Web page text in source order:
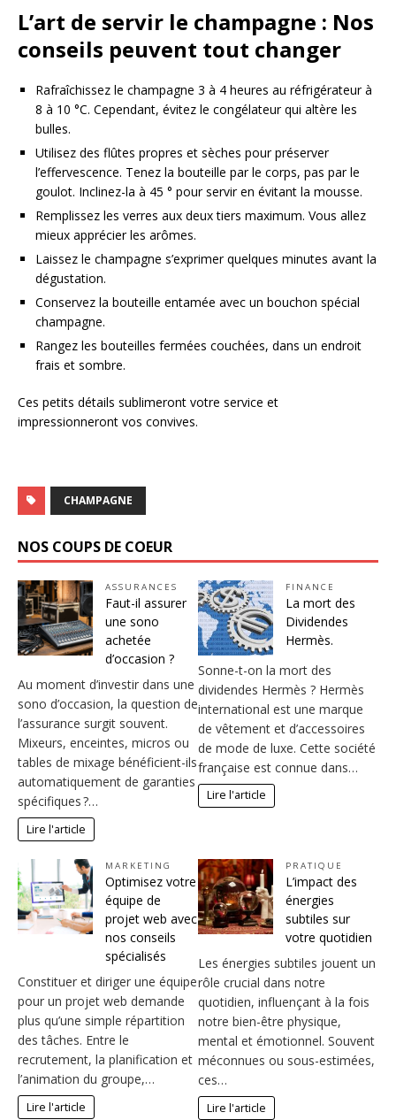
L’art de servir le champagne : Nos
conseils peuvent tout changer
Rafraîchissez le champagne 3 à 4 heures au réfrigérateur à
8 à 10 °C. Cependant, évitez le congélateur qui altère les
bulles.
Utilisez des flûtes propres et sèches pour préserver
l’effervescence. Tenez la bouteille par le corps, pas par le
goulot. Inclinez-la à 45 ° pour servir en évitant la mousse.
Remplissez les verres aux deux tiers maximum. Vous allez
mieux apprécier les arômes.
Laissez le champagne s’exprimer quelques minutes avant la
dégustation.
Conservez la bouteille entamée avec un bouchon spécial
champagne.
Rangez les bouteilles fermées couchées, dans un endroit
frais et sombre.
Ces petits détails sublimeront votre service et
impressionneront vos convives.
CHAMPAGNE
NOS COUPS DE COEUR
ASSURANCES
Faut-il assurer
une sono
achetée
d’occasion ?
Au moment d’investir dans une
sono d’occasion, la question de
l’assurance surgit souvent.
Mixeurs, enceintes, micros ou
tables de mixage bénéficient-ils
automatiquement de garanties
spécifiques ?…
Lire l'article
FINANCE
La mort des
Dividendes
Hermès.
Sonne-t-on la mort des
dividendes Hermès ? Hermès
international est une marque
de vêtement et d’accessoires
de mode de luxe. Cette société
française est connue dans…
Lire l'article
MARKETING
Optimisez votre
équipe de
projet web avec
nos conseils
spécialisés
Constituer et diriger une équipe
pour un projet web demande
plus qu’une simple répartition
des tâches. Entre le
recrutement, la planification et
l’animation du groupe,…
Lire l'article
PRATIQUE
L’impact des
énergies
subtiles sur
votre quotidien
Les énergies subtiles jouent un
rôle crucial dans notre
quotidien, influençant à la fois
notre bien-être physique,
mental et émotionnel. Souvent
méconnues ou sous-estimées,
ces…
Lire l'article